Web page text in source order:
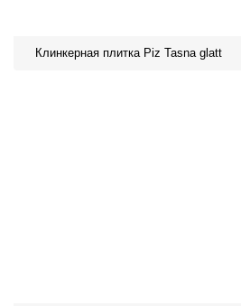
Клинкерная плитка Piz Tasna glatt